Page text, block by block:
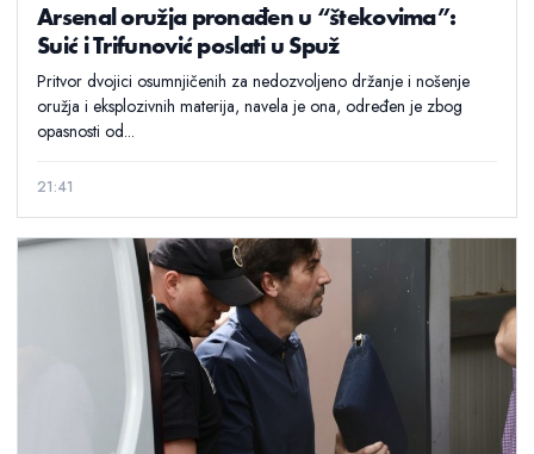
Arsenal oružja pronađen u “štekovima”:
Suić i Trifunović poslati u Spuž
Pritvor dvojici osumnjičenih za nedozvoljeno držanje i nošenje
oružja i eksplozivnih materija, navela je ona, određen je zbog
opasnosti od...
21:41